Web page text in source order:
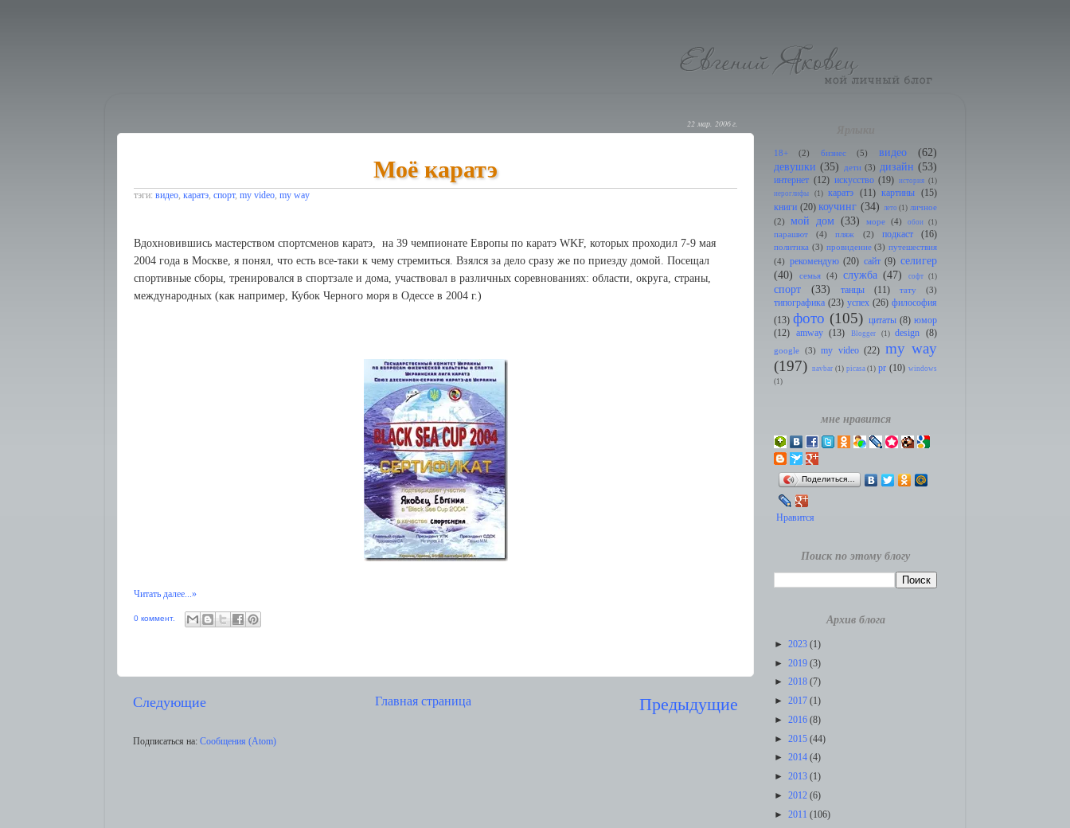
22 мар. 2006 г.
Моё каратэ
тэги: видео, каратэ, спорт, my video, my way
Вдохновившись мастерством спортсменов каратэ, на 39 чемпионате Европы по каратэ WKF, которых проходил 7-9 мая
2004 года в Москве, я понял, что есть все-таки к чему стремиться. Взялся за дело сразу же по приезду домой. Посещал
спортивные сборы, тренировался в спортзале и дома, участвовал в различных соревнованиях: области, округа, страны,
международных (как например, Кубок Черного моря в Одессе в 2004 г.)
Читать далее...»
0 коммент.
Следующие Предыдущие
Главная страница
Подписаться на: Сообщения (Atom)
18+ (2) бизнес (5) видео
(62)
девушки (35) дети (3) дизайн (53)
интернет (12) искусство (19) история (1)
иeроглифы
(1) каратэ (11) картины
(15)
книги (20) коучинг (34) лето (1) личное
(2)
мой дом (33) море (4) обои (1)
парашют (4) пляж (2) подкаст (16)
политика (3) провидение (3) путешествия
(4)
рекомендую (20) сайт (9) селигер
(40)
семья (4) служба (47) софт (1)
спорт (33) танцы (11) тату (3)
типографика (23) успех (26) философия
(13) фото (105) цитаты (8) юмор
(12)
amway (13) Blogger (1) design (8)
google (3) my video (22) my way
(197) navbar (1) picasa (1) pr (10) windows
(1)
мне нравится
Поделиться…
Нравится
Поиск по этому блогу
Архив блога
► 2023 (1)
► 2019 (3)
► 2018 (7)
► 2017 (1)
► 2016 (8)
► 2015 (44)
► 2014 (4)
► 2013 (1)
► 2012 (6)
► 2011 (106)